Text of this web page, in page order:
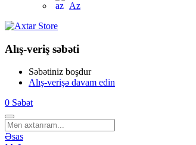
Az
Alış-veriş səbəti
Səbətiniz boşdur
Alış-verişə davam edin
0 Səbət
Əsas